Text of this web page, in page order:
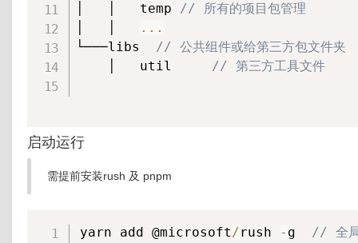
│   │   temp // 所有的项目包管理
...
└───libs // 公共组件或给第三方包文件夹
    │   util
// 第三方工具文件
启动运行
需提前安装rush 及 pnpm
yarn add @microsoft/rush - g // 全